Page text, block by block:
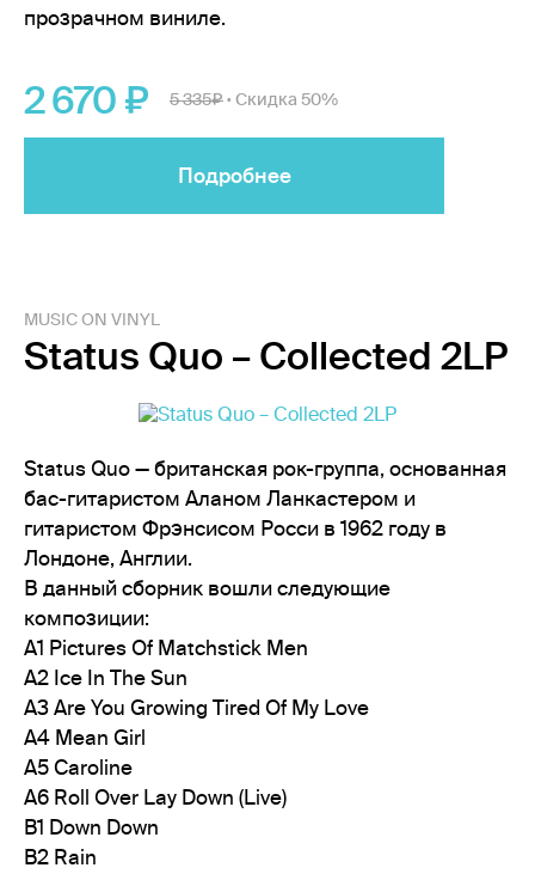
прозрачном виниле.
2 670 5 335 • Скидка 50%
Подробнее
MUSIC ON VINYL
Status Quo – Collected 2LP
Status Quo — британская рок-группа, основанная
бас-гитаристом Аланом Ланкастером и
гитаристом Фрэнсисом Росси в 1962 году в
Лондоне, Англии.
В данный сборник вошли следующие
композиции:
A1 Pictures Of Matchstick Men
A2 Ice In The Sun
A3 Are You Growing Tired Of My Love
A4 Mean Girl
A5 Caroline
A6 Roll Over Lay Down (Live)
B1 Down Down
B2 Rain